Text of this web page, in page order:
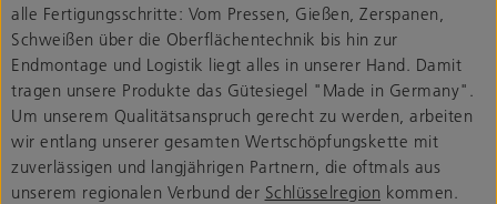
alle Fertigungsschritte: Vom Pressen, Gießen, Zerspanen,
Schweißen über die Oberflächentechnik bis hin zur
Endmontage und Logistik liegt alles in unserer Hand. Damit
tragen unsere Produkte das Gütesiegel "Made in Germany".
Um unserem Qualitätsanspruch gerecht zu werden, arbeiten
wir entlang unserer gesamten Wertschöpfungskette mit
zuverlässigen und langjährigen Partnern, die oftmals aus
unserem regionalen Verbund der Schlüsselregion kommen.